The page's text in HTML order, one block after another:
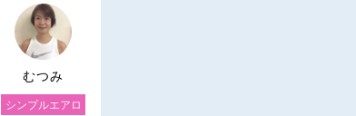
むつみ
シンプルエアロ